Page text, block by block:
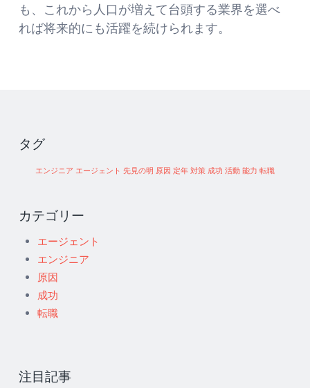
も、これから人口が増えて台頭する業界を選べ
れば将来的にも活躍を続けられます。
タグ
エンジニア エージェント 先見の明 原因 定年 対策 成功 活動 能力 転職
カテゴリー
エージェント
エンジニア
原因
成功
転職
注目記事